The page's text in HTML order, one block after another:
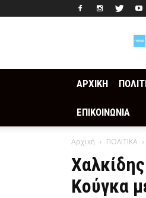
ΑΡΧΙΚΗ
ΕΠΙΚΟΙΝΩΝΙΑ
Αρχική ΠΟΛΙΤΙΚΑ
Κούγκα